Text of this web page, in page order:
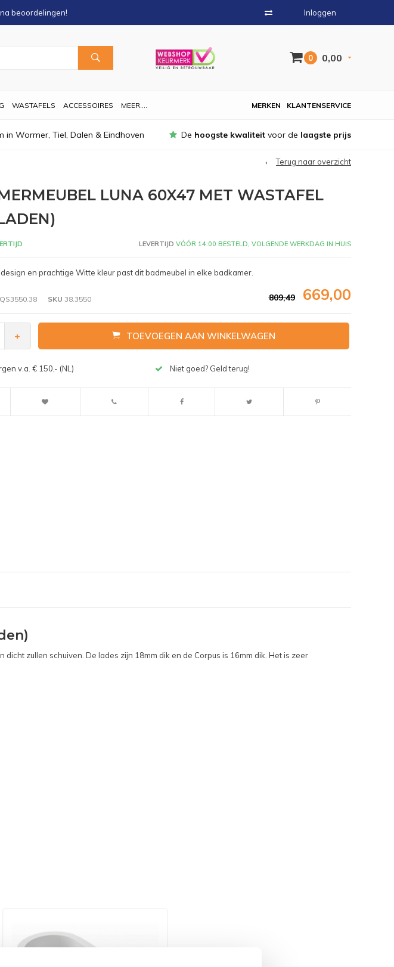
na beoordelingen! Inloggen
0 0,00
WASTAFELS ACCESSOIRES MEER.... KLANTENSERVICE
MERKEN
Wormer, Tiel, Dalen & Eindhoven De hoogste kwaliteit voor de laagste prijs
Terug naar overzicht
LUNA 60X47 MET WASTAFEL
LEVERTIJD VÓÓR 14:00 BESTELD, VOLGENDE WERKDAG IN HUIS
en prachtige Witte kleur past dit badmeubel in elke badkamer.
SKU 38.3550 809,49 669,00
+ TOEVOEGEN AAN WINKELWAGEN
v.a. € 150,- (NL) Niet goed? Geld terug!
zullen schuiven. De lades zijn 18mm dik en de Corpus is 16mm dik. Het is zeer